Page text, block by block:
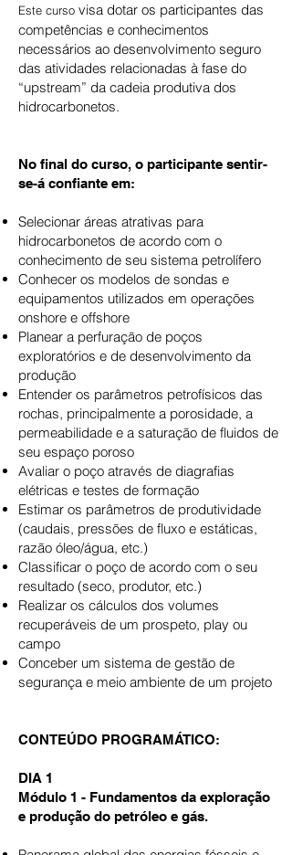
Este curso visa dotar os participantes das
competências e conhecimentos
necessários ao desenvolvimento seguro
das atividades relacionadas à fase do
“upstream” da cadeia produtiva dos
hidrocarbonetos.
No final do curso, o participante sentir-
se-á confiante em:
Selecionar áreas atrativas para
hidrocarbonetos de acordo com o
conhecimento de seu sistema petrolífero
Conhecer os modelos de sondas e
equipamentos utilizados em operações
onshore e offshore
Planear a perfuração de poços
exploratórios e de desenvolvimento da
produção
Entender os parâmetros petrofísicos das
rochas, principalmente a porosidade, a
permeabilidade e a saturação de fluidos de
seu espaço poroso
Avaliar o poço através de diagrafias
elétricas e testes de formação
Estimar os parâmetros de produtividade
(caudais, pressões de fluxo e estáticas,
razão óleo/água, etc.)
Classificar o poço de acordo com o seu
resultado (seco, produtor, etc.)
Realizar os cálculos dos volumes
recuperáveis de um prospeto, play ou
campo
Conceber um sistema de gestão de
segurança e meio ambiente de um projeto
CONTEÚDO PROGRAMÁTICO:
DIA 1
Módulo 1 - Fundamentos da exploração
e produção do petróleo e gás.